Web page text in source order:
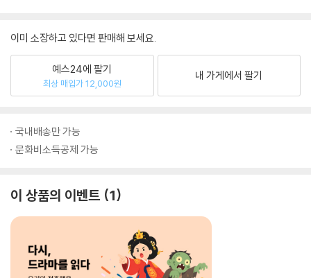
이미 소장하고 있다면 판매해 보세요.
예스24에 팔기
최상 매입가 12,000원
내 가게에서 팔기
국내배송만 가능
문화비소득공제 가능
이 상품의 이벤트 1